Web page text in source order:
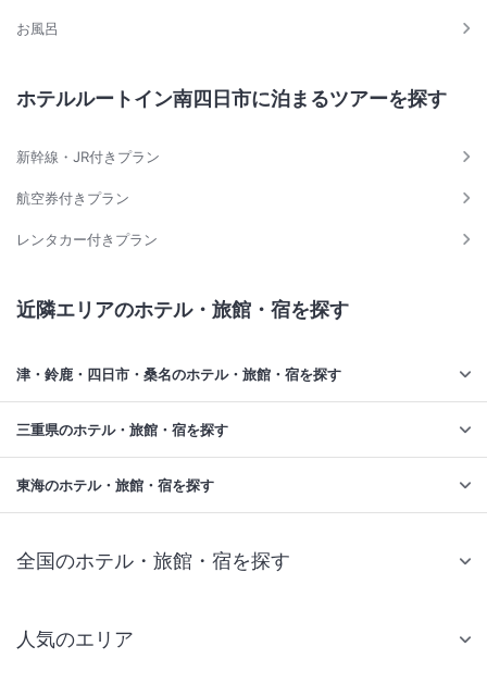
お風呂
ホテルルートイン南四日市に泊まるツアーを探す
新幹線・JR付きプラン
航空券付きプラン
レンタカー付きプラン
近隣エリアのホテル・旅館・宿を探す
津・鈴鹿・四日市・桑名のホテル・旅館・宿を探す
三重県のホテル・旅館・宿を探す
東海のホテル・旅館・宿を探す
全国のホテル・旅館・宿を探す
人気のエリア